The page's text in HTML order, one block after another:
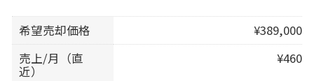
希望売却価格
¥389,000
売上/月（直
近）
¥460